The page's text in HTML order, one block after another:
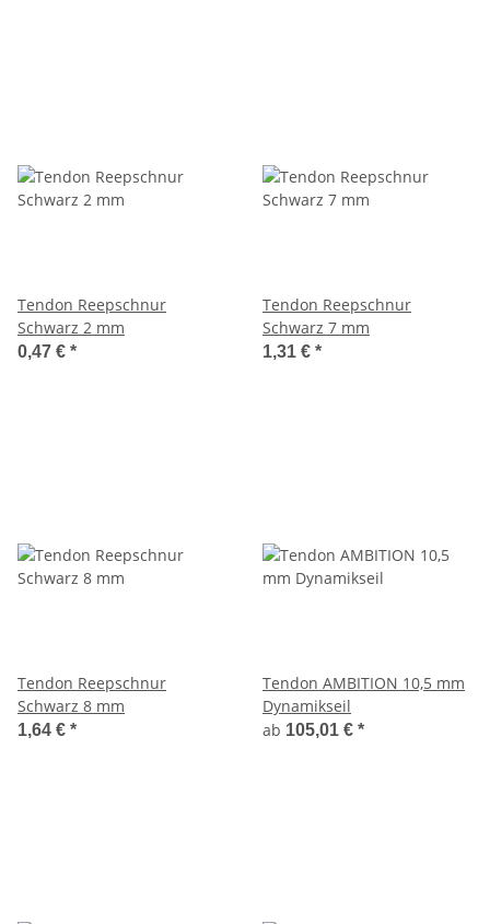
Tendon Reepschnur
Schwarz 2 mm
0,47 € *
Tendon Reepschnur
Schwarz 7 mm
1,31 € *
Tendon Reepschnur
Schwarz 8 mm
1,64 € *
Tendon AMBITION 10,5 mm
Dynamikseil
ab 105,01 € *